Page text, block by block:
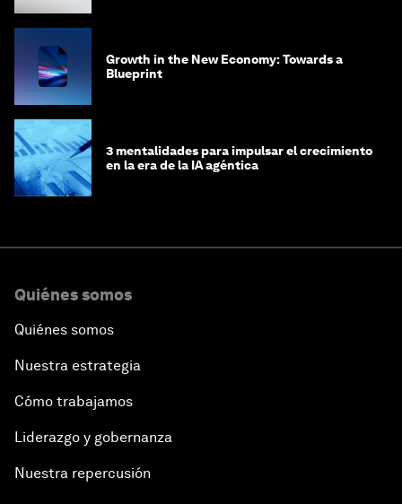
Growth in the New Economy: Towards a
Blueprint
3 mentalidades para impulsar el crecimiento
en la era de la IA agéntica
Quiénes somos
Quiénes somos
Nuestra estrategia
Cómo trabajamos
Liderazgo y gobernanza
Nuestra repercusión